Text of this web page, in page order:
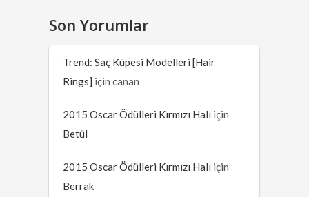
Son Yorumlar
Trend: Saç Küpesi Modelleri [Hair
Rings] içincanan
2015 Oscar Ödülleri Kırmızı Halı için
Betül
2015 Oscar Ödülleri Kırmızı Halı için
Berrak